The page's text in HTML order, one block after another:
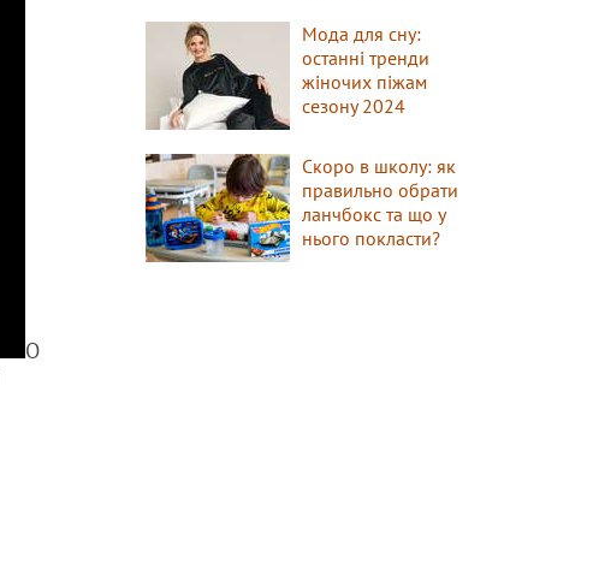
О
Мода для сну:
останні тренди
жіночих піжам
сезону 2024
Скоро в школу: як
правильно обрати
ланчбокс та що у
нього покласти?